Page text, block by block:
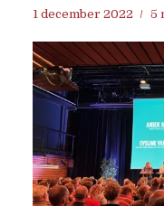
1 december 2022
5